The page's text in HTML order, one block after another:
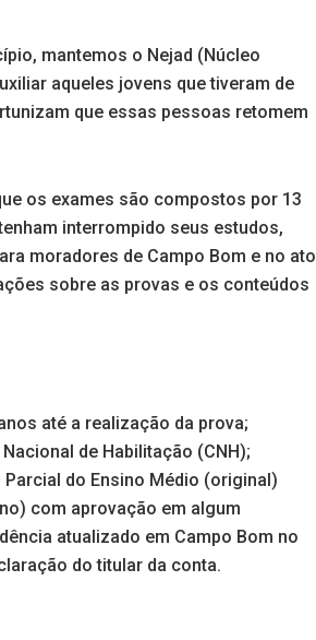
mantemos o Nejad (Núcleo
aqueles jovens que tiveram de
que essas pessoas retomem
os exames são compostos por 13
interrompido seus estudos,
moradores de Campo Bom e no ato
sobre as provas e os conteúdos
até a realização da prova;
de Habilitação (CNH);
do Ensino Médio (original)
com aprovação em algum
atualizado em Campo Bom no
do titular da conta.